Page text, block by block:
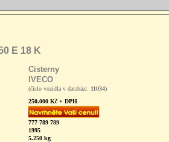
E 18 K
Cisterny
IVECO
(číslo vozidla v databázi: 11034)
250.000 Kč + DPH
777 789 789
1995
5.250 kg